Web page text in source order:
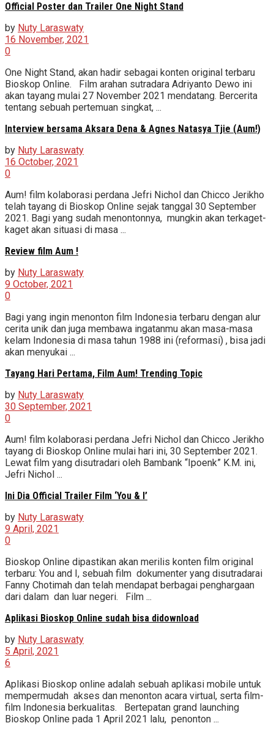
Official Poster dan Trailer One Night Stand
by Nuty Laraswaty
16 November, 2021
0
One Night Stand, akan hadir sebagai konten original terbaru
Bioskop Online. Film arahan sutradara Adriyanto Dewo ini
akan tayang mulai 27 November 2021 mendatang. Bercerita
tentang sebuah pertemuan singkat, ...
Interview bersama Aksara Dena & Agnes Natasya Tjie (Aum!)
by Nuty Laraswaty
16 October, 2021
0
Aum! film kolaborasi perdana Jefri Nichol dan Chicco Jerikho
telah tayang di Bioskop Online sejak tanggal 30 September
2021. Bagi yang sudah menontonnya, mungkin akan terkaget-
kaget akan situasi di masa ...
Review film Aum !
by Nuty Laraswaty
9 October, 2021
0
Bagi yang ingin menonton film Indonesia terbaru dengan alur
cerita unik dan juga membawa ingatanmu akan masa-masa
kelam Indonesia di masa tahun 1988 ini (reformasi) , bisa jadi
akan menyukai ...
Tayang Hari Pertama, Film Aum! Trending Topic
by Nuty Laraswaty
30 September, 2021
0
Aum! film kolaborasi perdana Jefri Nichol dan Chicco Jerikho
tayang di Bioskop Online mulai hari ini, 30 September 2021.
Lewat film yang disutradari oleh Bambank “Ipoenk” K.M. ini,
Jefri Nichol ...
Ini Dia Official Trailer Film ‘You & I’
by Nuty Laraswaty
9 April, 2021
0
Bioskop Online dipastikan akan merilis konten film original
terbaru: You and I, sebuah film dokumenter yang disutradarai
Fanny Chotimah dan telah mendapat berbagai penghargaan
dari dalam dan luar negeri. Film ...
Aplikasi Bioskop Online sudah bisa didownload
by Nuty Laraswaty
5 April, 2021
6
Aplikasi Bioskop online adalah sebuah aplikasi mobile untuk
mempermudah akses dan menonton acara virtual, serta film-
film Indonesia berkualitas. Bertepatan grand launching
Bioskop Online pada 1 April 2021 lalu, penonton ...